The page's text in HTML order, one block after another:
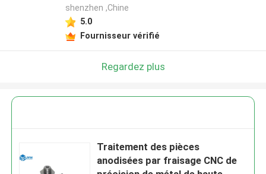
shenzhen ,Chine
5.0
Fournisseur vérifié
Regardez plus
Traitement des pièces
anodisées par fraisage CNC de